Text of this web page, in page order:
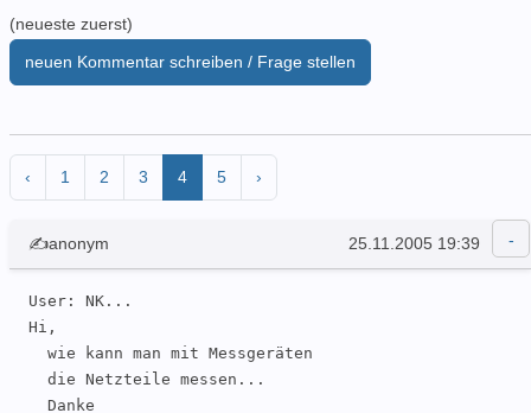
(neueste zuerst)
neuen Kommentar schreiben / Frage stellen
‹ 1 2 3 4 5 ›
✍anonym 25.11.2005 19:39
User: NK...
Hi,